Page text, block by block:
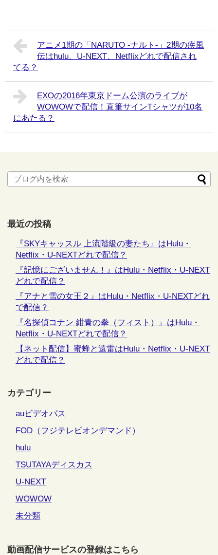
アニメ1期の「NARUTO -ナルト-」2期の疾風
伝はhulu、U-NEXT、Netflixどれで配信され
てる？
EXOの2016年東京ドーム公演のライブが
WOWOWで配信！直筆サインTシャツが10名
にあたる？
最近の投稿
『SKYキャッスル 上流階級の妻たち』はHulu・
Netflix・U-NEXTどれで配信？
『記憶にございません！』はHulu・Netflix・U-NEXT
どれで配信？
『アナと雪の女王２』はHulu・Netflix・U-NEXTどれ
で配信？
『名探偵コナン 紺青の拳（フィスト）』はHulu・
Netflix・U-NEXTどれで配信？
【ネット配信】蜜蜂と遠雷はHulu・Netflix・U-NEXT
どれで配信？
カテゴリー
auビデオパス
FOD（フジテレビオンデマンド）
hulu
TSUTAYAディスカス
U-NEXT
WOWOW
未分類
動画配信サービスの登録はこちら